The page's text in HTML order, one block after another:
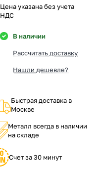
Цена указана без учета
НДС
В наличии
Рассчитать доставку
Нашли дешевле?
Быстрая доставка в
Москве
Металл всегда в наличии
на складе
Счет за 30 минут